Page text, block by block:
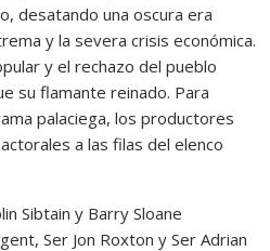
desatando una oscura era
y la severa crisis económica.
y el rechazo del pueblo
su flamante reinado. Para
palaciega, los productores
a las filas del elenco
Sibtain y Barry Sloane
Ser Jon Roxton y Ser Adrian